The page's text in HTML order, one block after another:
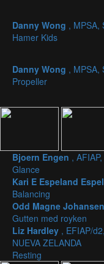
Danny Wong , MPSA,
Hamer Kids
Danny Wong , MPSA,
Propeller
Bjoern Engen ,
Glance
Kari E Espeland
Balancing
Odd Magne Johansen
Gutten med royken
Liz Hardley , EFIAP/
NUEVA ZELANDA
Resting